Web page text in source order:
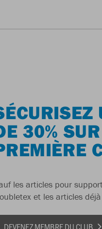
30%
les articles pour
et les articles
DEVENEZ MEMBRE DU CLUB